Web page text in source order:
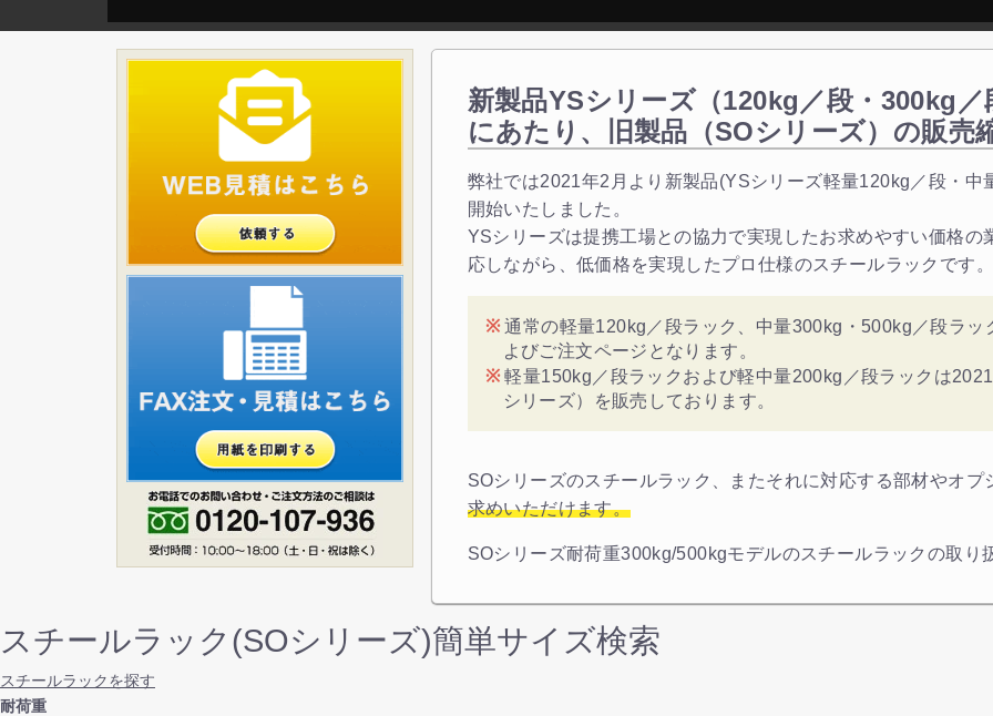
新製品YSシリーズ（120kg／段・300kg
にあたり、旧製品（SOシリーズ）の販売
弊社では2021年2月より新製品(YSシリーズ軽量120kg／段・
開始いたしました。
YSシリーズは提携工場との協力で実現したお求めやすい価格
応しながら、低価格を実現したプロ仕様のスチールラックです
通常の軽量120kg／段ラック、中量300kg・500kg／段ラッ
よびご注文ページとなります。
軽量150kg／段ラックおよび軽中量200kg／段ラックは
シリーズ）を販売しております。
SOシリーズのスチールラック、またそれに対応する部材やオ
求めいただけます。
SOシリーズ耐荷重300kg/500kgモデルのスチールラックの取り
スチールラック(SOシリーズ)簡単サイズ検索
スチールラックを探す
耐荷重